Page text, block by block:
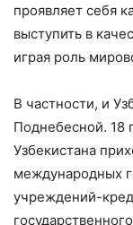
проявляет себя
выступить в
играя роль
В частности, и
Поднебесной. 18
Узбекистана
международных
учреждений-